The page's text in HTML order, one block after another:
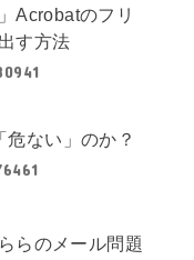
Acrobatのフリ
す方法
ない」のか？
らのメール問題